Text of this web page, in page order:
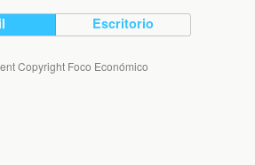
Escritorio
Copyright Foco Económico